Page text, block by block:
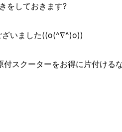
をしておきます?
ざいました((o(^∇^)o))
スクーターをお得に片付ける